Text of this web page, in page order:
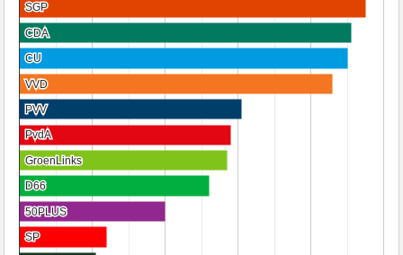
SGP
SGP
CDA
CDA
CU
CU
VVD
VVD
PVV
PVV
PvdA
PvdA
GroenLinks
GroenLinks
D66
D66
50PLUS
50PLUS
SP
SP